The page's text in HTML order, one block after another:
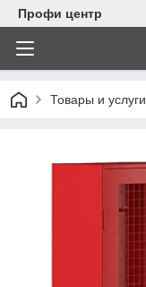
Профи центр
Товары и услуги